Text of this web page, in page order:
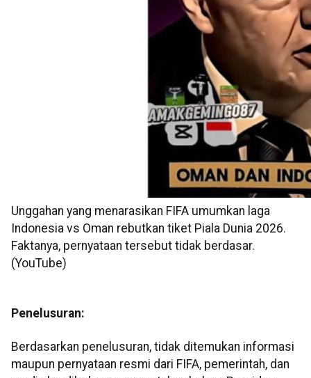
Unggahan yang menarasikan FIFA umumkan laga
Indonesia vs Oman rebutkan tiket Piala Dunia 2026.
Faktanya, pernyataan tersebut tidak berdasar.
(YouTube)
Penelusuran:
Berdasarkan penelusuran, tidak ditemukan informasi
maupun pernyataan resmi dari FIFA, pemerintah, dan